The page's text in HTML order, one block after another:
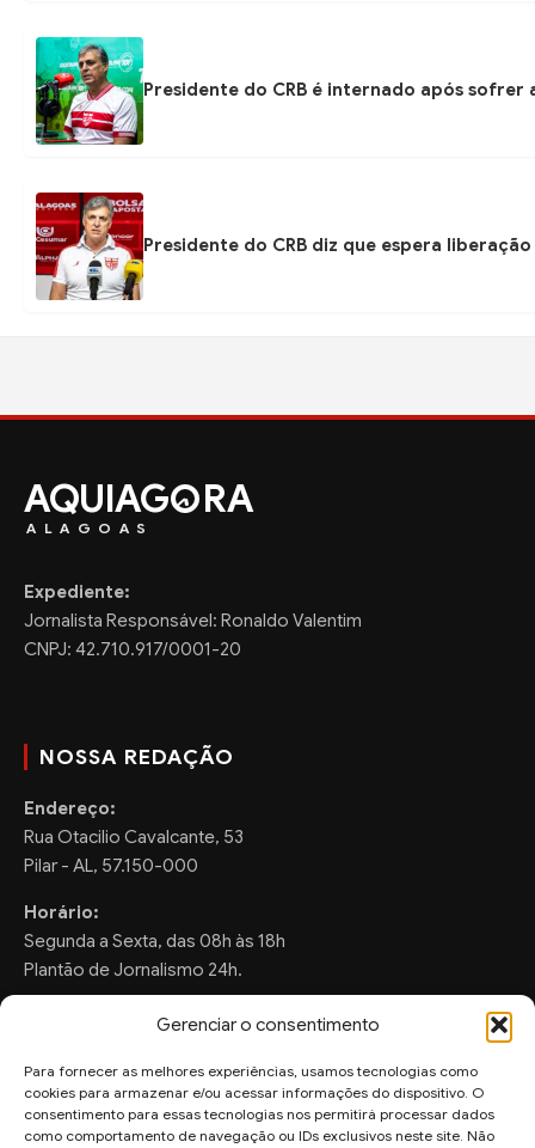
Gerenciar o consentimento
Para fornecer as melhores experiências, usamos tecnologias como
cookies para armazenar e/ou acessar informações do dispositivo. O
consentimento para essas tecnologias nos permitirá processar dados
como comportamento de navegação ou IDs exclusivos neste site. Não
Presidente do CRB é internado após
Presidente do CRB diz que espera
AQUIAG RA
ALAGOAS
Expediente:
Jornalista Responsável: Ronaldo Valentim
CNPJ: 42.710.917/0001-20
NOSSA REDAÇÃO
Endereço:
Rua Otacilio Cavalcante, 53
Pilar - AL, 57.150-000
Horário:
Segunda a Sexta, das 08h às 18h
Plantão de Jornalismo 24h.
FALE CONOSCO
Sugestões de Pauta: